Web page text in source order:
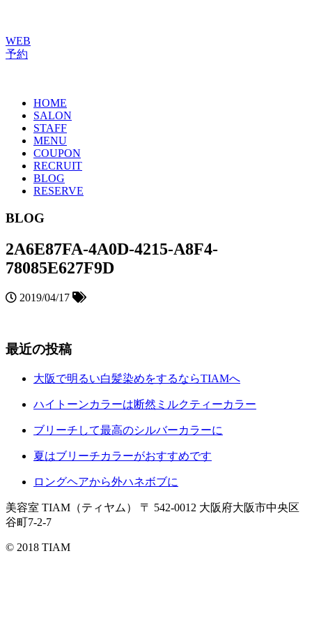
WEB
予約
HOME
SALON
STAFF
MENU
COUPON
RECRUIT
BLOG
RESERVE
BLOG
2A6E87FA-4A0D-4215-A8F4-
78085E627F9D
2019/04/17
最近の投稿
大阪で明るい白髪染めをするならTIAMへ
ハイトーンカラーは断然ミルクティーカラー
ブリーチして最高のシルバーカラーに
夏はブリーチカラーがおすすめです
ロングヘアから外ハネボブに
美容室 TIAM（ティヤム）
〒 542-0012 大阪府大阪市中央区
谷町7-2-7
© 2018 TIAM